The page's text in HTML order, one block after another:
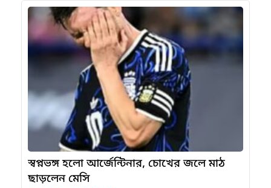
স্বপ্নভঙ্গ হলো আর্জেন্টিনার, চোখের জলে মাঠ
ছাড়লেন মেসি